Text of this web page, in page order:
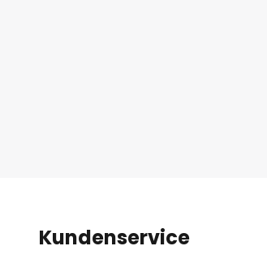
Kundenservice